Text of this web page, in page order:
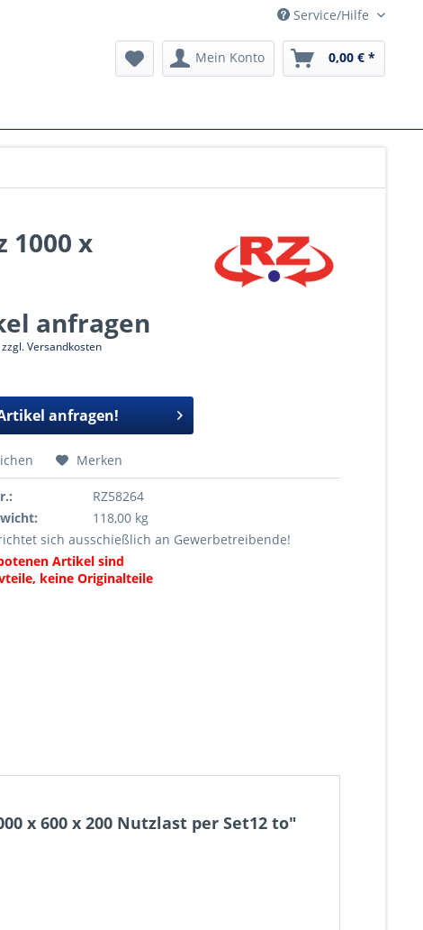
Service/Hilfe
Mein Konto 0,00 € *
x
anfragen
zzgl. Versandkosten
anfragen!
Merken
RZ58264
118,00 kg
sich ausschießlich an Gewerbetreibende!
Artikel sind
keine Originalteile
x 600 x 200 Nutzlast per Set12 to"